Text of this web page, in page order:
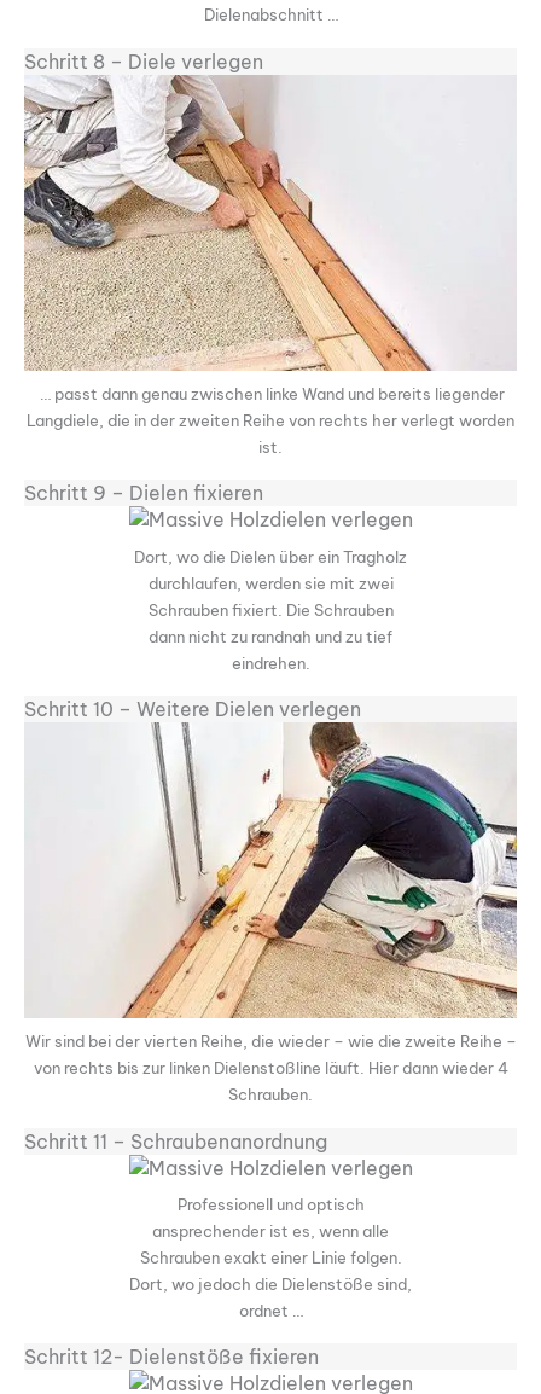
Dielenabschnitt …
Schritt 8 – Diele verlegen
… passt dann genau zwischen linke Wand und bereits liegender
Langdiele, die in der zweiten Reihe von rechts her verlegt worden
ist.
Schritt 9 – Dielen fixieren
Dort, wo die Dielen über ein Tragholz
durchlaufen, werden sie mit zwei
Schrauben fixiert. Die Schrauben
dann nicht zu randnah und zu tief
eindrehen.
Schritt 10 – Weitere Dielen verlegen
Wir sind bei der vierten Reihe, die wieder – wie die zweite Reihe –
von rechts bis zur linken Dielenstoßline läuft. Hier dann wieder 4
Schrauben.
Schritt 11 – Schraubenanordnung
Professionell und optisch
ansprechender ist es, wenn alle
Schrauben exakt einer Linie folgen.
Dort, wo jedoch die Dielenstöße sind,
ordnet …
Schritt 12- Dielenstöße fixieren